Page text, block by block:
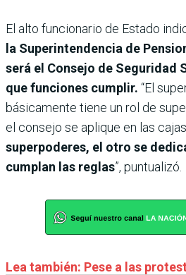
El alto funcionario de Estado
la Superintendencia de
será el Consejo de Seguridad
que funciones cumplir. “El
básicamente tiene un rol de
el consejo se aplique en las cajas.
superpoderes, el otro se
cumplan las reglas”, puntualizó.
Lea también: Pese a las